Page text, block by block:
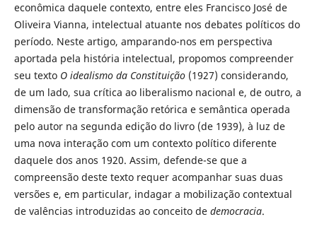
econômica daquele contexto, entre eles Francisco José de
Oliveira Vianna, intelectual atuante nos debates políticos do
período. Neste artigo, amparando-nos em perspectiva
aportada pela história intelectual, propomos compreender
seu texto O idealismo da Constituição (1927) considerando,
de um lado, sua crítica ao liberalismo nacional e, de outro, a
dimensão de transformação retórica e semântica operada
pelo autor na segunda edição do livro (de 1939), à luz de
uma nova interação com um contexto político diferente
daquele dos anos 1920. Assim, defende-se que a
compreensão deste texto requer acompanhar suas duas
versões e, em particular, indagar a mobilização contextual
de valências introduzidas ao conceito de democracia.